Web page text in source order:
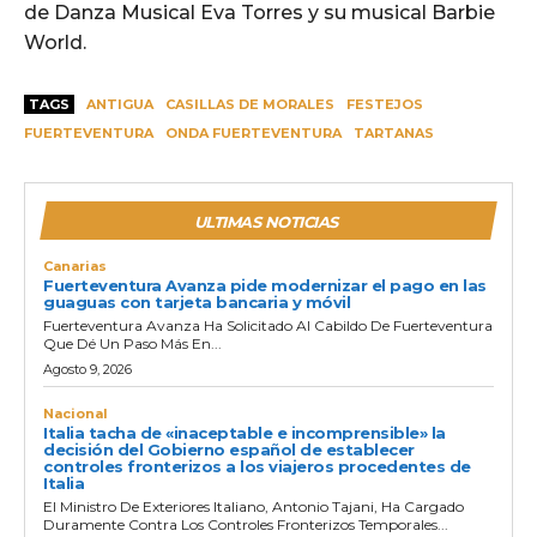
de Danza Musical Eva Torres y su musical Barbie
World.
TAGS ANTIGUA CASILLAS DE MORALES
FESTEJOS
FUERTEVENTURA
ONDA FUERTEVENTURA TARTANAS
ULTIMAS NOTICIAS
Canarias
Fuerteventura Avanza pide modernizar el pago en las
guaguas con tarjeta bancaria y móvil
Fuerteventura Avanza Ha Solicitado Al Cabildo De Fuerteventura
Que Dé Un Paso Más En...
Agosto 9, 2026
Nacional
Italia tacha de «inaceptable e incomprensible» la
decisión del Gobierno español de establecer
controles fronterizos a los viajeros procedentes de
Italia
El Ministro De Exteriores Italiano, Antonio Tajani, Ha Cargado
Duramente Contra Los Controles Fronterizos Temporales...